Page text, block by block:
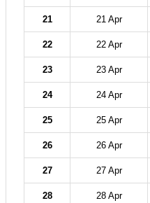
21 21 Apr
22 22 Apr
23 23 Apr
24 24 Apr
25 25 Apr
26 26 Apr
27 27 Apr
28 28 Apr